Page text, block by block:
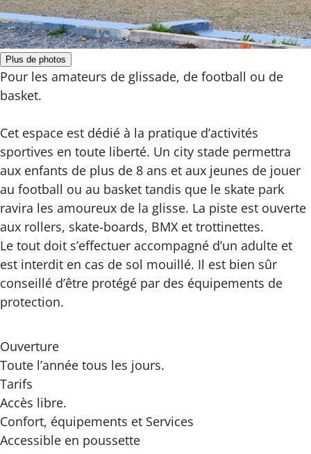
Plus de photos
Pour les amateurs de glissade, de football ou de
basket.
Cet espace est dédié à la pratique d’activités
sportives en toute liberté. Un city stade permettra
aux enfants de plus de 8 ans et aux jeunes de jouer
au football ou au basket tandis que le skate park
ravira les amoureux de la glisse. La piste est ouverte
aux rollers, skate-boards, BMX et trottinettes.
Le tout doit s’effectuer accompagné d’un adulte et
est interdit en cas de sol mouillé. Il est bien sûr
conseillé d’être protégé par des équipements de
protection.
Ouverture
Toute l’année tous les jours.
Tarifs
Accès libre.
Confort, équipements et Services
Accessible en poussette